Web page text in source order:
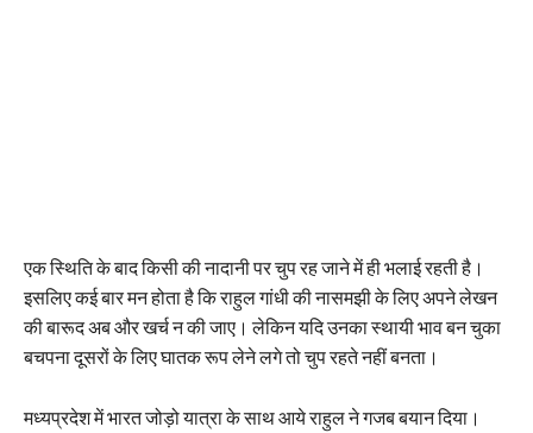
एक स्थिति के बाद किसी की नादानी पर चुप रह जाने में ही भलाई रहती है।
इसलिए कई बार मन होता है कि राहुल गांधी की नासमझी के लिए अपने लेखन
की बारूद अब और खर्च न की जाए। लेकिन यदि उनका स्थायी भाव बन चुका
बचपना दूसरों के लिए घातक रूप लेने लगे तो चुप रहते नहीं बनता।
मध्यप्रदेश में भारत जोड़ो यात्रा के साथ आये राहुल ने गजब बयान दिया।